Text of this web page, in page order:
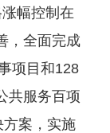
幅控制在
，全面完成
项目和128
共服务百项
方案，实施